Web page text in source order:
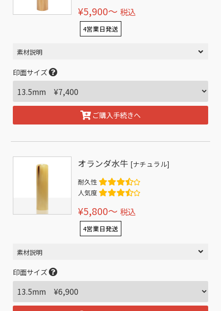
¥5,900〜 税込
4営業日発送
素材説明
印面サイズ
ご購入手続きへ
オランダ水牛 [ナチュラル]
耐久性
人気度
¥5,800〜 税込
4営業日発送
素材説明
印面サイズ